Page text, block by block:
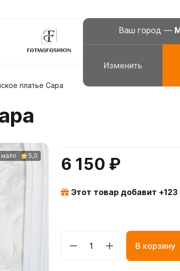
Ваш город —
Изменить
Платья для молитвы,
платье Сара
5,0 6 150 ₽
Этот товар добавит +123
В корзину